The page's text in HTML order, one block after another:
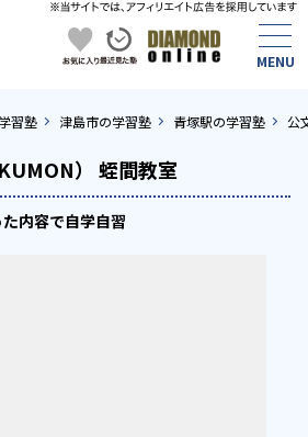
習塾 津島市の学習塾 青塚駅の学習塾 公
） 蛭間教室
内容で自学自習